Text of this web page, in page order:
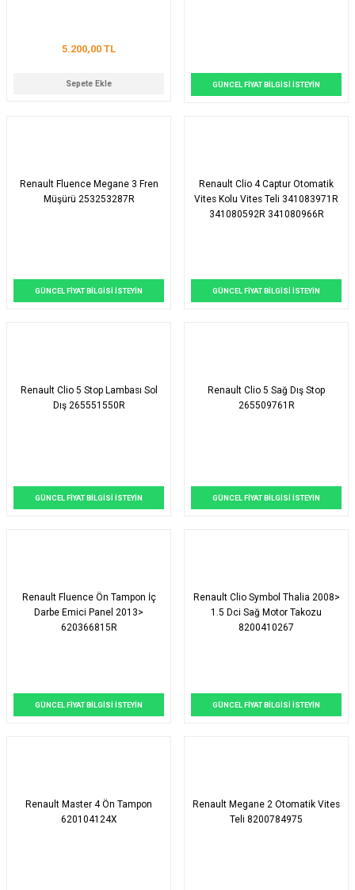
5.200,00 TL
Sepete Ekle GÜNCEL FİYAT BİLGİSİ İSTEYİN
Renault Fluence Megane 3 Fren
Müşürü 253253287R
GÜNCEL FİYAT BİLGİSİ İSTEYİN
Renault Clio 4 Captur Otomatik
Vites Kolu Vites Teli 341083971R
341080592R 341080966R
GÜNCEL FİYAT BİLGİSİ İSTEYİN
Renault Clio 5 Stop Lambası Sol
Dış 265551550R
GÜNCEL FİYAT BİLGİSİ İSTEYİN
Renault Clio 5 Sağ Dış Stop
265509761R
GÜNCEL FİYAT BİLGİSİ İSTEYİN
Renault Fluence Ön Tampon İç
Darbe Emici Panel 2013>
620366815R
GÜNCEL FİYAT BİLGİSİ İSTEYİN
Renault Clio Symbol Thalia 2008>
1.5 Dci Sağ Motor Takozu
8200410267
GÜNCEL FİYAT BİLGİSİ İSTEYİN
Renault Master 4 Ön Tampon
620104124X
Renault Megane 2 Otomatik Vites
Teli 8200784975